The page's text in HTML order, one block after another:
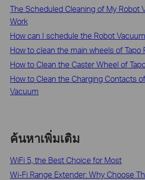
The Scheduled Cleaning of My Robot
Work
How can I schedule the Robot
How to clean the main wheels of Tapo
How to Clean the Caster Wheel of
How to Clean the Charging Contacts
Vacuum
ค้นหาเพิ่มเติม
WiFi 5, the Best Choice for Most
Wi-Fi Range Extender: Why Choose